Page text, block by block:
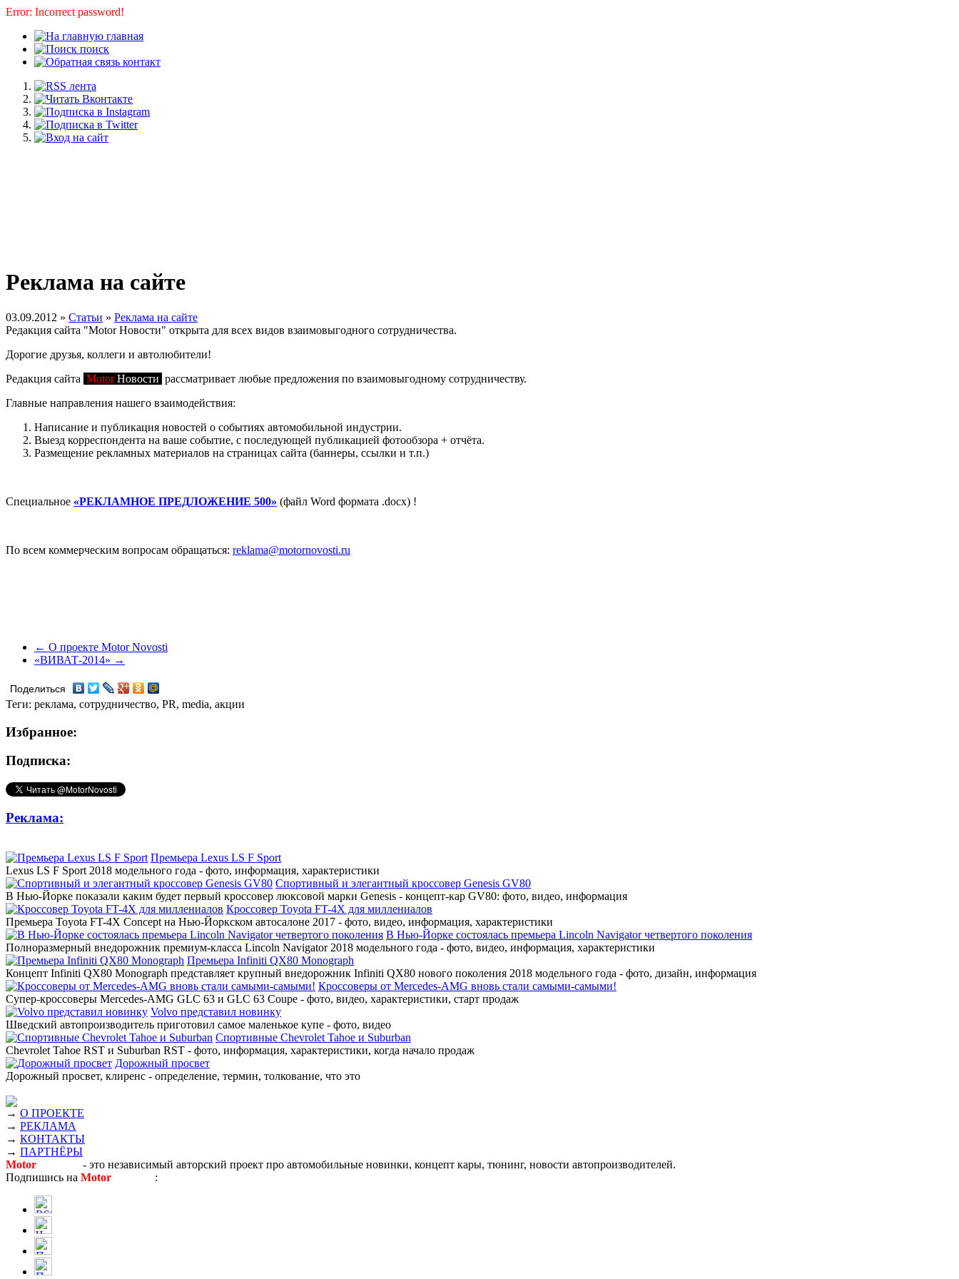
Error: Incorrect password!
главная
поиск
контакт
Реклама на сайте
03.09.2012 » Статьи » Реклама на сайте
Редакция сайта "Motor Новости" открыта для всех видов взаимовыгодного сотрудничества.
Дорогие друзья, коллеги и автолюбители!
Редакция сайта Motor Новости рассматривает любые предложения по взаимовыгодному сотрудничеству.
Главные направления нашего взаимодействия:
Написание и публикация новостей о событиях автомобильной индустрии.
Выезд корреспондента на ваше событие, с последующей публикацией фотообзора + отчёта.
Размещение рекламных материалов на страницах сайта (баннеры, ссылки и т.п.)
Специальное «РЕКЛАМНОЕ ПРЕДЛОЖЕНИЕ 500» (файл Word формата .docx) !
По всем коммерческим вопросам обращаться: reklama@motornovosti.ru
← О проекте Motor Novosti
«ВИВАТ-2014» →
Поделиться
Теги: реклама, сотрудничество, PR, media, акции
Избранное:
Подписка:
Реклама:
Премьера Lexus LS F Sport
Lexus LS F Sport 2018 модельного года - фото, информация, характеристики
Спортивный и элегантный кроссовер Genesis GV80
В Нью-Йорке показали каким будет первый кроссовер люксовой марки Genesis - концепт-кар GV80: фото, видео, информация
Кроссовер Toyota FT-4X для миллениалов
Премьера Toyota FT-4X Concept на Нью-Йоркском автосалоне 2017 - фото, видео, информация, характеристики
В Нью-Йорке состоялась премьера Lincoln Navigator четвертого поколения
Полноразмерный внедорожник премиум-класса Lincoln Navigator 2018 модельного года - фото, видео, информация, характеристики
Премьера Infiniti QX80 Monograph
Концепт Infiniti QX80 Monograph представляет крупный внедорожник Infiniti QX80 нового поколения 2018 модельного года - фото, дизайн, информация
Кроссоверы от Mercedes-AMG вновь стали самыми-самыми!
Супер-кроссоверы Mercedes-AMG GLC 63 и GLC 63 Coupe - фото, видео, характеристики, старт продаж
Volvo представил новинку
Шведский автопроизводитель приготовил самое маленькое купе - фото, видео
Спортивные Chevrolet Tahoe и Suburban
Chevrolet Tahoe RST и Suburban RST - фото, информация, характеристики, когда начало продаж
Дорожный просвет
Дорожный просвет, клиренс - определение, термин, толкование, что это
→ О ПРОЕКТЕ
→ РЕКЛАМА
→ КОНТАКТЫ
→ ПАРТНЁРЫ
Motor
- это независимый авторский проект про автомобильные новинки, концепт кары, тюнинг, новости автопроизводителей.
Подпишись на Motor :